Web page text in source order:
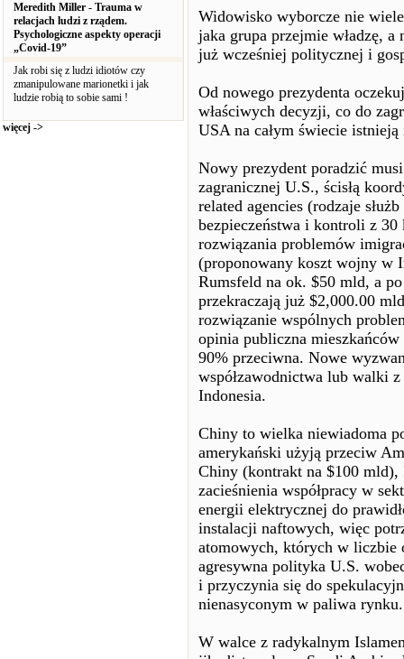
Meredith Miller - Trauma w
relacjach ludzi z rządem.
Psychologiczne aspekty operacji
„Covid-19”
Jak robi się z ludzi idiotów czy
zmanipulowane marionetki i jak
ludzie robią to sobie sami !
więcej ->
Widowisko wyborcze nie
jaka grupa przejmie władzę,
już wcześniej politycznej i
Od nowego prezydenta
właściwych decyzji, co do
USA na całym świecie
Nowy prezydent poradzić
zagranicznej U.S., ścisłą
related agencies (rodzaje
bezpieczeństwa i kontroli z
rozwiązania problemów
(proponowany koszt wojny w
Rumsfeld na ok. $50 mld, a
przekraczają już $2,000.00
rozwiązanie wspólnych
opinia publiczna
90% przeciwna. Nowe
współzawodnictwa lub walki
Indonesia.
Chiny to wielka niewiadoma
amerykański użyją przeciw
Chiny (kontrakt na $100 mld),
zacieśnienia współpracy w
energii elektrycznej do
instalacji naftowych, więc
atomowych, których w liczbie
agresywna polityka U.S.
i przyczynia się do
nienasyconym w paliwa rynku.
W walce z radykalnym